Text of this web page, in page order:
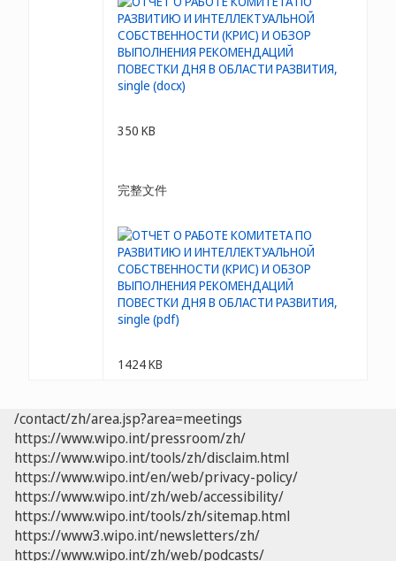
350 KB
完整文件
1424 KB
/contact/zh/area.jsp?area=meetings
https://www.wipo.int/pressroom/zh/
https://www.wipo.int/tools/zh/disclaim.html
https://www.wipo.int/en/web/privacy-policy/
https://www.wipo.int/zh/web/accessibility/
https://www.wipo.int/tools/zh/sitemap.html
https://www3.wipo.int/newsletters/zh/
https://www.wipo.int/zh/web/podcasts/